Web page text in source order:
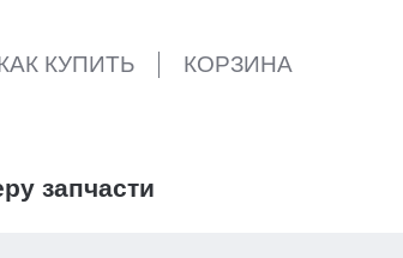
КУПИТЬ КОРЗИНА
запчасти